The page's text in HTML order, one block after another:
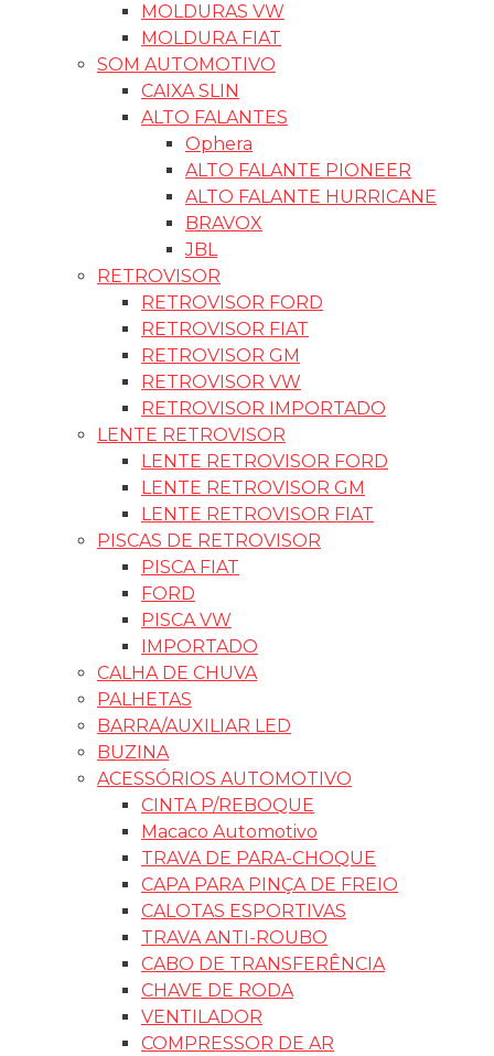
MOLDURAS VW
MOLDURA FIAT
SOM AUTOMOTIVO
CAIXA SLIN
ALTO FALANTES
Ophera
ALTO FALANTE PIONEER
ALTO FALANTE HURRICANE
BRAVOX
JBL
RETROVISOR
RETROVISOR FORD
RETROVISOR FIAT
RETROVISOR GM
RETROVISOR VW
RETROVISOR IMPORTADO
LENTE RETROVISOR
LENTE RETROVISOR FORD
LENTE RETROVISOR GM
LENTE RETROVISOR FIAT
PISCAS DE RETROVISOR
PISCA FIAT
FORD
PISCA VW
IMPORTADO
CALHA DE CHUVA
PALHETAS
BARRA/AUXILIAR LED
BUZINA
ACESSÓRIOS AUTOMOTIVO
CINTA P/REBOQUE
Macaco Automotivo
TRAVA DE PARA-CHOQUE
CAPA PARA PINÇA DE FREIO
CALOTAS ESPORTIVAS
TRAVA ANTI-ROUBO
CABO DE TRANSFERÊNCIA
CHAVE DE RODA
VENTILADOR
COMPRESSOR DE AR